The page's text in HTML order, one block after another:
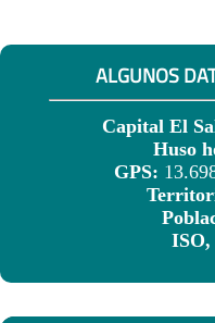
ALGUNOS
Capital El
Huso
GPS:
ISO,